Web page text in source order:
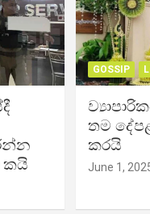
කයි
GOSSIP
තම
කරයි
June 1,